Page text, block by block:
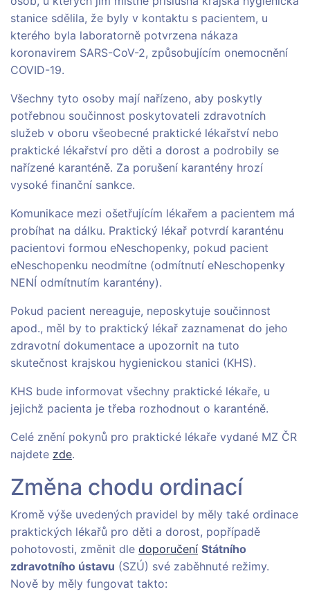
stanice sdělila, že byly v kontaktu s pacientem, u
kterého byla laboratorně potvrzena nákaza
koronavirem SARS-CoV-2, způsobujícím onemocnění
COVID-19.
Všechny tyto osoby mají nařízeno, aby poskytly
potřebnou součinnost poskytovateli zdravotních
služeb v oboru všeobecné praktické lékařství nebo
praktické lékařství pro děti a dorost a podrobily se
nařízené karanténě. Za porušení karantény hrozí
vysoké finanční sankce.
Komunikace mezi ošetřujícím lékařem a pacientem má
probíhat na dálku. Praktický lékař potvrdí karanténu
pacientovi formou eNeschopenky, pokud pacient
eNeschopenku neodmítne (odmítnutí eNeschopenky
NENÍ odmítnutím karantény).
Pokud pacient nereaguje, neposkytuje součinnost
apod., měl by to praktický lékař zaznamenat do jeho
zdravotní dokumentace a upozornit na tuto
skutečnost krajskou hygienickou stanici (KHS).
KHS bude informovat všechny praktické lékaře, u
jejichž pacienta je třeba rozhodnout o karanténě.
Celé znění pokynů pro praktické lékaře vydané MZ ČR
najdete zde.
Změna chodu ordinací
Kromě výše uvedených pravidel by měly také ordinace
praktických lékařů pro děti a dorost, popřípadě
pohotovosti, změnit dle doporučení Státního
zdravotního ústavu (SZÚ) své zaběhnuté režimy.
Nově by měly fungovat takto: